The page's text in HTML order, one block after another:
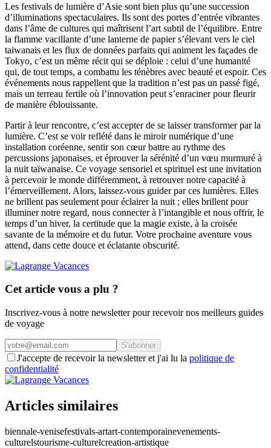
Les festivals de lumière d’Asie sont bien plus qu’une succession
d’illuminations spectaculaires. Ils sont des portes d’entrée vibrantes
dans l’âme de cultures qui maîtrisent l’art subtil de l’équilibre. Entre
la flamme vacillante d’une lanterne de papier s’élevant vers le ciel
taiwanais et les flux de données parfaits qui animent les façades de
Tokyo, c’est un même récit qui se déploie : celui d’une humanité
qui, de tout temps, a combattu les ténèbres avec beauté et espoir. Ces
événements nous rappellent que la tradition n’est pas un passé figé,
mais un terreau fertile où l’innovation peut s’enraciner pour fleurir
de manière éblouissante.
Partir à leur rencontre, c’est accepter de se laisser transformer par la
lumière. C’est se voir reflété dans le miroir numérique d’une
installation coréenne, sentir son cœur battre au rythme des
percussions japonaises, et éprouver la sérénité d’un vœu murmuré à
la nuit taïwanaise. Ce voyage sensoriel et spirituel est une invitation
à percevoir le monde différemment, à retrouver notre capacité à
l’émerveillement. Alors, laissez-vous guider par ces lumières. Elles
ne brillent pas seulement pour éclairer la nuit ; elles brillent pour
illuminer notre regard, nous connecter à l’intangible et nous offrir, le
temps d’un hiver, la certitude que la magie existe, à la croisée
savante de la mémoire et du futur. Votre prochaine aventure vous
attend, dans cette douce et éclatante obscurité.
Cet article vous a plu ?
Inscrivez-vous à notre newsletter pour recevoir nos meilleurs guides
de voyage
S'abonner
J'accepte de recevoir la newsletter et j'ai lu la politique de
confidentialité
Articles similaires
biennale-venisefestivals-artart-contemporainevenements-
culturelstourisme-culturelcreation-artistique